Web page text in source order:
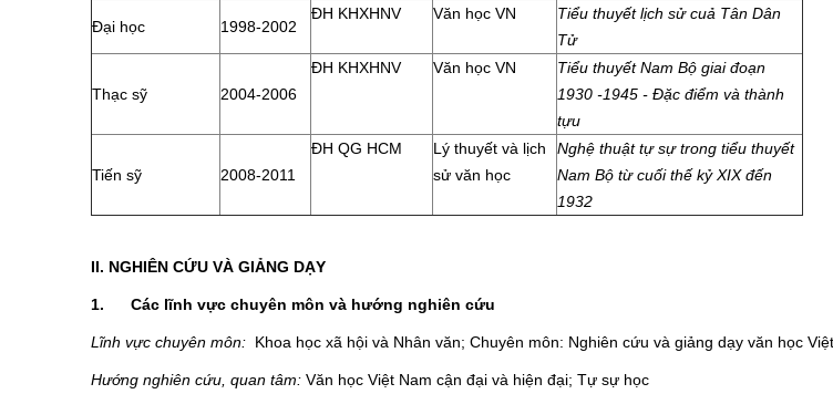
Đại học 1998-2002
ĐH KHXHNV Văn học VN
Tiểu thuyết lịch sử cuả Tân Dân
Tử
Thạc sỹ 2004-2006
ĐH KHXHNV Văn học VN
Tiểu thuyết Nam Bộ giai đoạn
1930 -1945 - Đặc điểm và thành
tựu
Tiến sỹ 2008-2011
ĐH QG HCM
Lý thuyết và lịch
sử văn học
Nghệ thuật tự sựtrong tiểu thuyết
Nam Bộ từ cuối thế kỷ XIX đến
1932
II. NGHIÊN CỨU VÀ GIẢNG DẠY
1. Các lĩnh vực chuyên môn và hướng nghiên cứu
Lĩnh vực chuyên môn: Khoa học xã hội và Nhân văn; Chuyên môn: Nghiên cứu và giảng dạy văn học
Hướng nghiên cứu , quan tâm: Văn học Việt Nam cận đại và hiện đại; Tự sự học